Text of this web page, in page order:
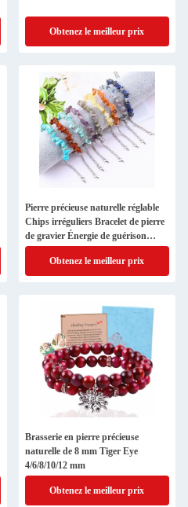
Obtenez le meilleur prix
Pierre précieuse naturelle réglable
Chips irréguliers Bracelet de pierre
de gravier Énergie de guérison
bijoux
Obtenez le meilleur prix
Brasserie en pierre précieuse
naturelle de 8 mm Tiger Eye
4/6/8/10/12 mm
Obtenez le meilleur prix